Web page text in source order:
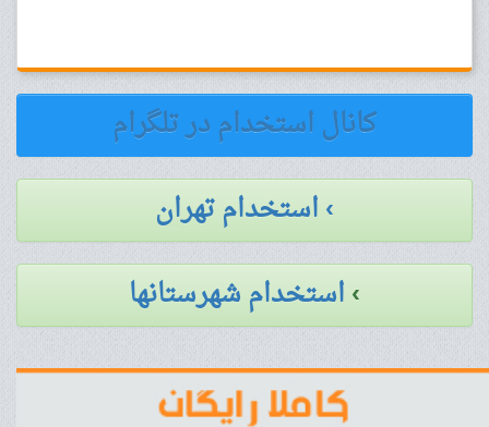
کانال استخدام در تلگرام
› استخدام تهران
›استخدام شهرستانها